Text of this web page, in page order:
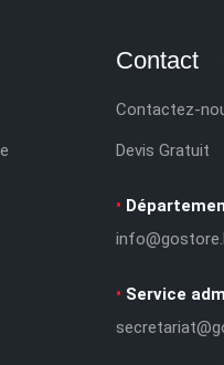
Contact
Contactez-
Devis Gratuit
•
• Service